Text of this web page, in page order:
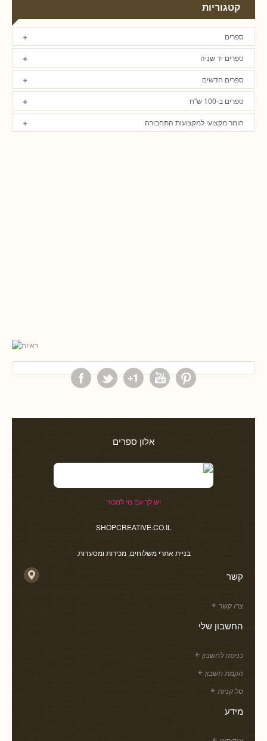
קטגוריות
ספרים
ספרים יד שניה
ספרים חדשים
ספרים ב-100 ש"ח
חומר מקצועי למקצועות התחבורה
אלון ספרים
יש לך עם מי למכור
SHOPCREATIVE.CO.IL
בניית אתרי משלוחים, מכירות ומסעדות.
קשר
צרו קשר
החשבון שלי
כניסה לחשבון
הקמת חשבון
סל קניות
מידע